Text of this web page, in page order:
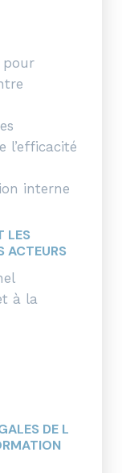
pour
l’efficacité
interne
LES
ACTEURS
à la
DE L